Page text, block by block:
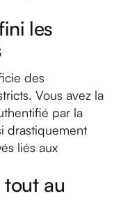
les
des
Vous avez la
par la
drastiquement
liés aux
tout au